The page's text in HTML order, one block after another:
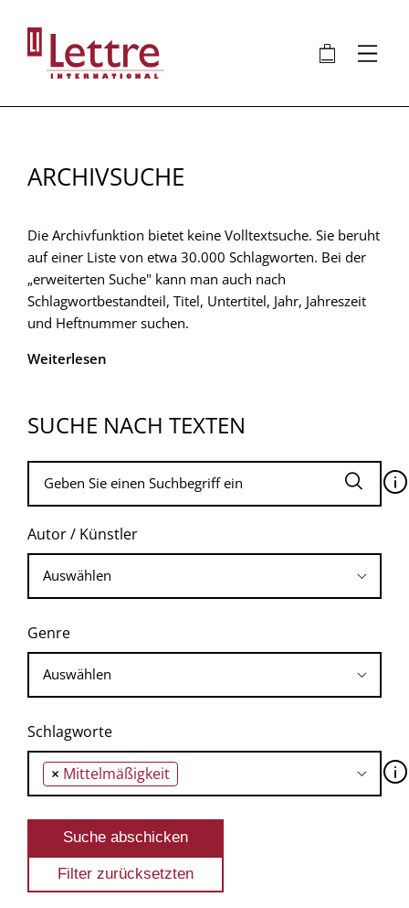
Inhalt
🛍 ⋮
ARCHIVSUCHE
Die Archivfunktion bietet keine Volltextsuche. Sie beruht
auf einer Liste von etwa 30.000 Schlagworten. Bei der
„erweiterten Suche" kann man auch nach
Schlagwortbestandteil, Titel, Untertitel, Jahr, Jahreszeit
und Heftnummer suchen.
Weiterlesen
SUCHE NACH TEXTEN
🛈
Autor / Künstler
Genre
Schlagworte
× Mittelmäßigkeit 🛈